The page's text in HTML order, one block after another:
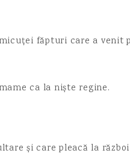
făpturi care a venit
ca la niște regine.
și care pleacă la